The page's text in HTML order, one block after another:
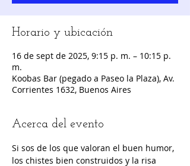
Horario y ubicación
16 de sept de 2025, 9:15 p. m. – 10:15 p.
m.
Koobas Bar (pegado a Paseo la Plaza), Av.
Corrientes 1632, Buenos Aires
Acerca del evento
Si sos de los que valoran el buen humor,
los chistes bien construidos y la risa